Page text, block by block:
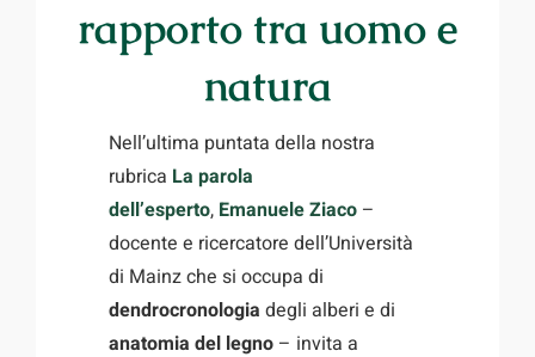
rapporto tra uomo e
natura
Nell’ultima puntata della nostra
rubrica La parola
dell’esperto, Emanuele Ziaco –
docente e ricercatore dell’Università
di Mainz che si occupa di
dendrocronologia degli alberi e di
anatomia del legno – invita a